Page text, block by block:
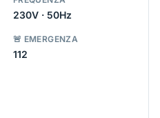
230V · 50Hz
🚨 EMERGENZA
112